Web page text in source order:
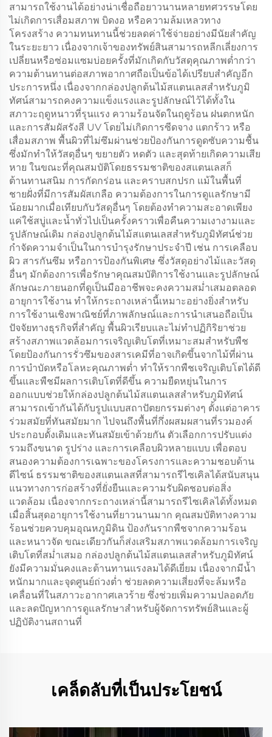
สามารถใช้งานได้อย่างน่าเชื่อถือยาวนานหลายทศวรรษโดย
ไม่เกิดการเสื่อมสภาพ บิดงอ หรือความล้มเหลวทาง
โครงสร้าง ความทนทานนี้ช่วยลดค่าใช้จ่ายอย่างมีนัยสำคัญ
ในระยะยาว เนื่องจากเจ้าของทรัพย์สินสามารถหลีกเลี่ยงการ
เปลี่ยนหรือซ่อมแซมบ่อยครั้งที่มักเกิดกับวัสดุคุณภาพต่ำกว่า
ความต้านทานต่อสภาพอากาศถือเป็นข้อได้เปรียบสำคัญอีก
ประการหนึ่ง เนื่องจากกล่องปลูกต้นไม้สแตนเลสสำหรับภูมิ
ทัศน์สามารถคงความแข็งแรงและรูปลักษณ์ไว้ได้ทั้งใน
สภาวะฤดูหนาวที่รุนแรง ความร้อนจัดในฤดูร้อน ฝนตกหนัก
และการสัมผัสรังสี UV โดยไม่เกิดการซีดจาง แตกร้าว หรือ
เสื่อมสภาพ พื้นผิวที่ไม่ซึมผ่านช่วยป้องกันการดูดซับความชื้น
ซึ่งมักทำให้วัสดุอื่นๆ ขยายตัว หดตัว และสุดท้ายเกิดความเสีย
หาย ในขณะที่คุณสมบัติโดยธรรมชาติของสแตนเลสก็
ต้านทานสนิม การกัดกร่อน และคราบสกปรก แม้ในพื้นที่
ชายฝั่งที่มีการสัมผัสเกลือ ความต้องการในการดูแลรักษามี
น้อยมากเมื่อเทียบกับวัสดุอื่นๆ โดยต้องทำความสะอาดเพียง
แค่ใช้สบู่และน้ำทั่วไปเป็นครั้งคราวเพื่อคืนความเงางามและ
รูปลักษณ์เดิม กล่องปลูกต้นไม้สแตนเลสสำหรับภูมิทัศน์ช่วย
กำจัดความจำเป็นในการบำรุงรักษาประจำปี เช่น การเคลือบ
ผิว สารกันซึม หรือการป้องกันพิเศษ ซึ่งวัสดุอย่างไม้และวัสดุ
อื่นๆ มักต้องการเพื่อรักษาคุณสมบัติการใช้งานและรูปลักษณ์
ลักษณะภายนอกที่ดูเป็นมืออาชีพจะคงความสม่ำเสมอตลอด
อายุการใช้งาน ทำให้กระถางเหล่านี้เหมาะอย่างยิ่งสำหรับ
การใช้งานเชิงพาณิชย์ที่ภาพลักษณ์และการนำเสนอถือเป็น
ปัจจัยทางธุรกิจที่สำคัญ พื้นผิวเรียบและไม่ทำปฏิกิริยาช่วย
สร้างสภาพแวดล้อมการเจริญเติบโตที่เหมาะสมสำหรับพืช
โดยป้องกันการรั่วซึมของสารเคมีที่อาจเกิดขึ้นจากไม้ที่ผ่าน
การบำบัดหรือโลหะคุณภาพต่ำ ทำให้รากพืชเจริญเติบโตได้ดี
ขึ้นและพืชมีผลการเติบโตที่ดีขึ้น ความยืดหยุ่นในการ
ออกแบบช่วยให้กล่องปลูกต้นไม้สแตนเลสสำหรับภูมิทัศน์
สามารถเข้ากันได้กับรูปแบบสถาปัตยกรรมต่างๆ ตั้งแต่อาคาร
ร่วมสมัยที่ทันสมัยมาก ไปจนถึงพื้นที่กึ่งผสมผสานที่รวมองค์
ประกอบดั้งเดิมและทันสมัยเข้าด้วยกัน ตัวเลือกการปรับแต่ง
รวมถึงขนาด รูปร่าง และการเคลือบผิวหลายแบบ เพื่อตอบ
สนองความต้องการเฉพาะของโครงการและความชอบด้าน
ดีไซน์ ธรรมชาติของสแตนเลสที่สามารถรีไซเคิลได้สนับสนุน
แนวทางการก่อสร้างที่ยั่งยืนและความรับผิดชอบต่อสิ่ง
แวดล้อม เนื่องจากกระถางเหล่านี้สามารถรีไซเคิลได้ทั้งหมด
เมื่อสิ้นสุดอายุการใช้งานที่ยาวนานมาก คุณสมบัติทางความ
ร้อนช่วยควบคุมอุณหภูมิดิน ป้องกันรากพืชจากความร้อน
และหนาวจัด ขณะเดียวกันก็ส่งเสริมสภาพแวดล้อมการเจริญ
เติบโตที่สม่ำเสมอ กล่องปลูกต้นไม้สแตนเลสสำหรับภูมิทัศน์
ยังมีความมั่นคงและต้านทานแรงลมได้ดีเยี่ยม เนื่องจากมีน้ำ
หนักมากและจุดศูนย์ถ่วงต่ำ ช่วยลดความเสี่ยงที่จะล้มหรือ
เคลื่อนที่ในสภาวะอากาศเลวร้าย ซึ่งช่วยเพิ่มความปลอดภัย
และลดปัญหาการดูแลรักษาสำหรับผู้จัดการทรัพย์สินและผู้
ปฏิบัติงานสถานที่
เคล็ดลับที่เป็นประโยชน์